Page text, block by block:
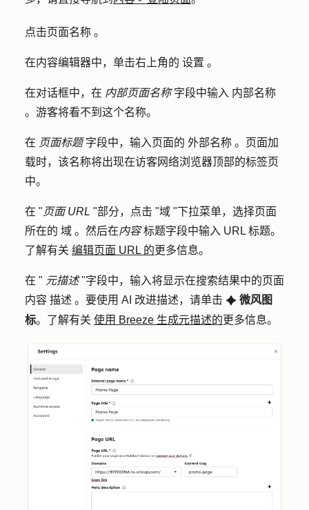
点击页面名称 。
在内容编辑器中，单击右上角的 设置 。
在对话框中，在 内部页面名称字段中输入 内部名称
。游客将看不到这个名称。
在 页面标题字段中，输入页面的 外部名称 。页面加
载时，该名称将出现在访客网络浏览器顶部的标签页
中。
在 " 页面 URL "部分，点击 "域 "下拉菜单，选择页面
所在的 域 。然后在内容标题字段中输入 URL 标题。
了解有关 编辑页面 URL 的更多信息。
在 " 元描述"字段中，输入将显示在搜索结果中的页面
内容 描述 。要使用 AI 改进描述，请单击 artificialIntelligenceIcon 微风图
标。了解有关 使用 Breeze 生成元描述的更多信息。